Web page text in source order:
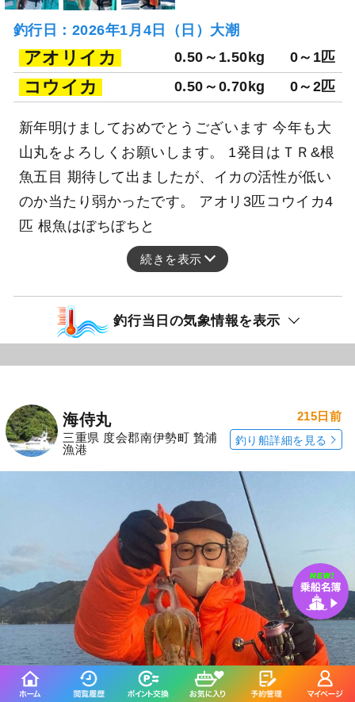
釣行日：2026年1月4日（日）大潮
アオリイカ 0.50～1.50kg 0～1匹
コウイカ 0.50～0.70kg 0～2匹
新年明けましておめでとうございます 今年も大
山丸をよろしくお願いします。 1発目はＴＲ&根
魚五目 期待して出ましたが、イカの活性が低い
のか当たり弱かったです。 アオリ3匹コウイカ4
匹 根魚はぼちぼちと
続きを表示
釣行当日の気象情報を表示
海侍丸
三重県 度会郡南伊勢町 贄浦
漁港
215日前
釣り船詳細を見る